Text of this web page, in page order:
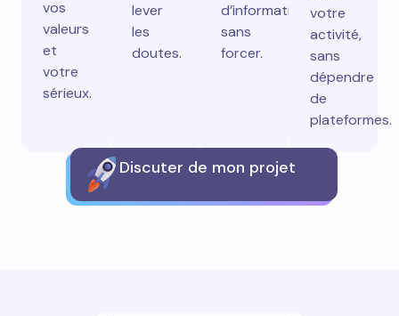
vos
valeurs
et
votre
sérieux.
lever
les
doutes.
d’information
sans
forcer.
votre
activité,
sans
dépendre
de
plateformes.
Discuter de mon projet